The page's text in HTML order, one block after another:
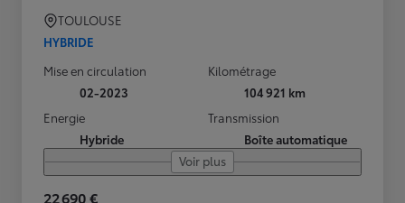
TOULOUSE
HYBRIDE
Mise en circulation
02-2023
Kilométrage
104 921 km
Energie
Hybride
Transmission
Boîte automatique
Voir plus
22 690 €